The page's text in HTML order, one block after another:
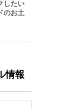
したい
のお土
情報